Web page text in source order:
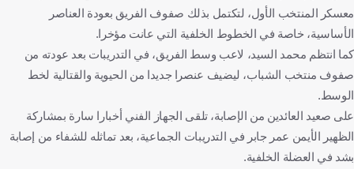
معسكر المنتخب الأول، لتكتمل بذلك صفوف الفريق بعودة العناصر
الأساسية، خاصة في الخطوط الخلفية التي عانت مؤخرا.
كما انتظم محمد السيد، لاعب وسط الفريق، في التدريبات بعد عودته من
صفوف منتخب الشباب، ليضيف عنصرا جديدا من الحيوية والقتالية لخط
الوسط.
على صعيد العائدين من الإصابة، تلقى الجهاز الفني أخبارا سارة بمشاركة
الظهير الأيمن عمر جابر في التدريبات الجماعية، بعد تماثله للشفاء من إصابة
بشد في العضلة الخلفية.